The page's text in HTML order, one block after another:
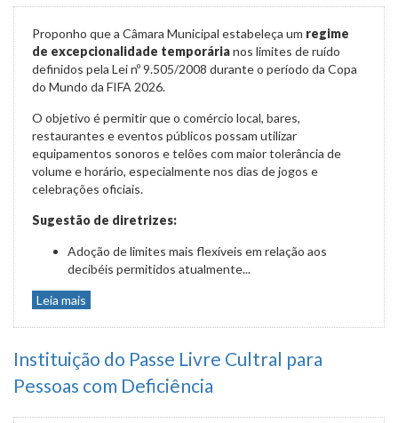
Proponho que a Câmara Municipal estabeleça um regime
de excepcionalidade temporárianos limites de ruído
definidos pela Lei nº 9.505/2008 durante o período da Copa
do Mundo da FIFA 2026.
O objetivo é permitir que o comércio local, bares,
restaurantes e eventos públicos possam utilizar
equipamentos sonoros e telões com maior tolerância de
volume e horário, especialmente nos dias de jogos e
celebrações oficiais.
Sugestão de diretrizes:
Adoção de limites mais flexíveis em relação aos
decibéis permitidos atualmente...
Leia mais
Instituição do Passe Livre Cultral para
Pessoas com Deficiência